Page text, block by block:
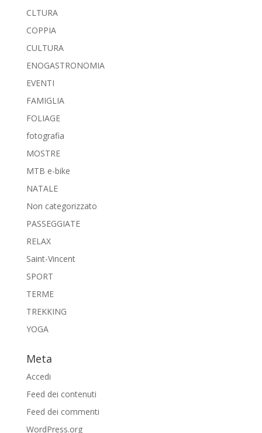
CLTURA
COPPIA
CULTURA
ENOGASTRONOMIA
EVENTI
FAMIGLIA
FOLIAGE
fotografia
MOSTRE
MTB e-bike
NATALE
Non categorizzato
PASSEGGIATE
RELAX
Saint-Vincent
SPORT
TERME
TREKKING
YOGA
Meta
Accedi
Feed dei contenuti
Feed dei commenti
WordPress.org